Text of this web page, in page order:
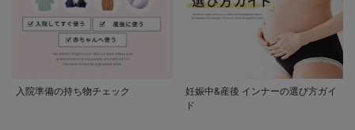
入院準備の持ち物チェック
妊娠中&産後 インナーの選び方ガイ
ド